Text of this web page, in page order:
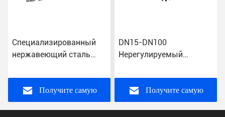
Специализированный
нержавеющий сталь
клапан для резервуара
с водой OEM Oed
Получите самую
DN15-DN100
Нерегулируемый
нормальной
температуры 304 316 из
нержавеющей стали
Получите самую